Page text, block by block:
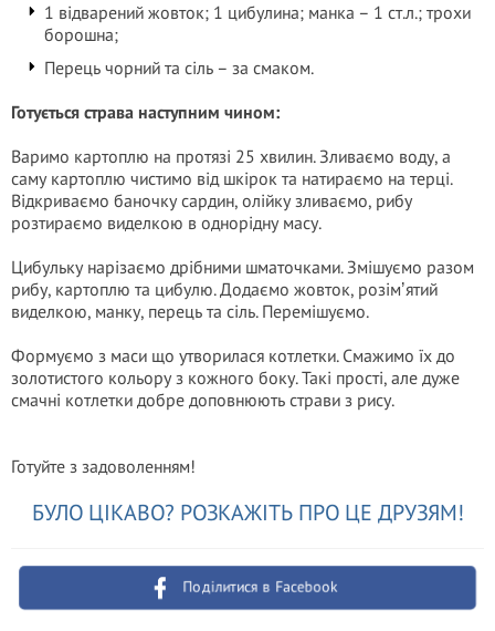
1 відварений жовток; 1 цибулина; манка – 1 ст.л.; трохи
борошна;
Перець чорний та сіль – за смаком.
Готується страва наступним чином:
Варимо картоплю на протязі 25 хвилин. Зливаємо воду, а
саму картоплю чистимо від шкірок та натираємо на терці.
Відкриваємо баночку сардин, олійку зливаємо, рибу
розтираємо виделкою в однорідну масу.
Цибульку нарізаємо дрібними шматочками. Змішуємо разом
рибу, картоплю та цибулю. Додаємо жовток, розімʼятий
виделкою, манку, перець та сіль. Перемішуємо.
Формуємо з маси що утворилася котлетки. Смажимо їх до
золотистого кольору з кожного боку. Такі прості, але дуже
смачні котлетки добре доповнюють страви з рису.
Готуйте з задоволенням!
БУЛО ЦІКАВО? РОЗКАЖІТЬ ПРО ЦЕ ДРУЗЯМ!
Поділитися в Facebook